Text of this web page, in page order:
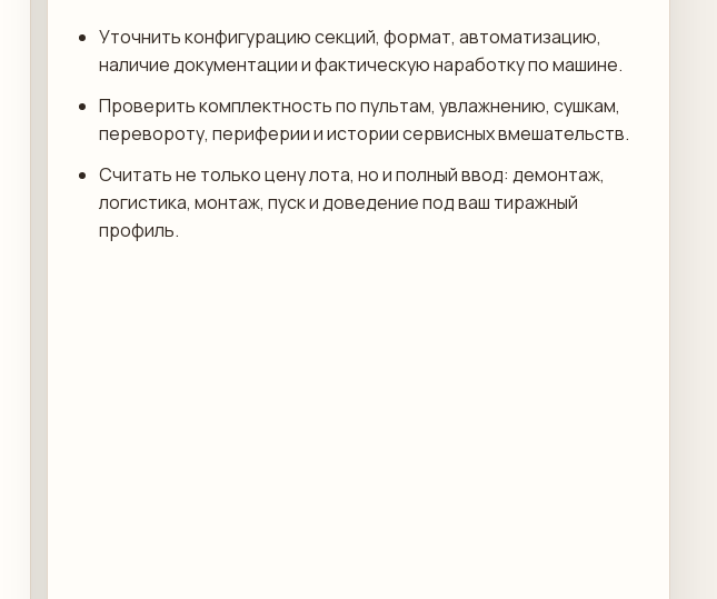
Уточнить конфигурацию секций, формат, автоматизацию,
наличие документации и фактическую наработку по машине.
Проверить комплектность по пультам, увлажнению, сушкам,
перевороту, периферии и истории сервисных вмешательств.
Считать не только цену лота, но и полный ввод: демонтаж,
логистика, монтаж, пуск и доведение под ваш тиражный
профиль.